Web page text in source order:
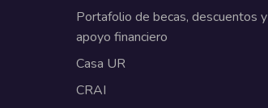
Portafolio de becas, descuentos y
apoyo financiero
Casa UR
CRAI